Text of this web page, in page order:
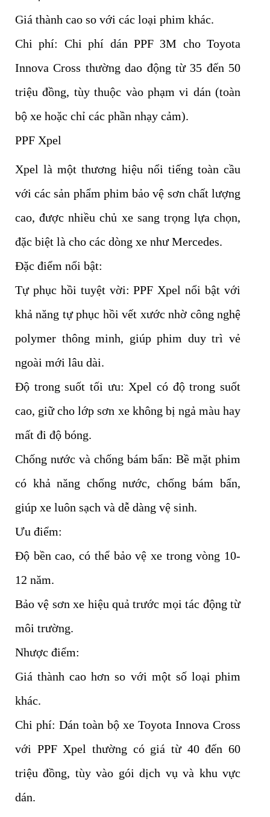
Giá thành cao so với các loại phim khác.
Chi phí: Chi phí dán PPF 3M cho Toyota
Innova Cross thường dao động từ 35 đến 50
triệu đồng, tùy thuộc vào phạm vi dán (toàn
bộ xe hoặc chỉ các phần nhạy cảm).
PPF Xpel
Xpel là một thương hiệu nổi tiếng toàn cầu
với các sản phẩm phim bảo vệ sơn chất lượng
cao, được nhiều chủ xe sang trọng lựa chọn,
đặc biệt là cho các dòng xe như Mercedes.
Đặc điểm nổi bật:
Tự phục hồi tuyệt vời: PPF Xpel nổi bật với
khả năng tự phục hồi vết xước nhờ công nghệ
polymer thông minh, giúp phim duy trì vẻ
ngoài mới lâu dài.
Độ trong suốt tối ưu: Xpel có độ trong suốt
cao, giữ cho lớp sơn xe không bị ngả màu hay
mất đi độ bóng.
Chống nước và chống bám bẩn: Bề mặt phim
có khả năng chống nước, chống bám bẩn,
giúp xe luôn sạch và dễ dàng vệ sinh.
Ưu điểm:
Độ bền cao, có thể bảo vệ xe trong vòng 10-
12 năm.
Bảo vệ sơn xe hiệu quả trước mọi tác động từ
môi trường.
Nhược điểm:
Giá thành cao hơn so với một số loại phim
khác.
Chi phí: Dán toàn bộ xe Toyota Innova Cross
với PPF Xpel thường có giá từ 40 đến 60
triệu đồng, tùy vào gói dịch vụ và khu vực
dán.